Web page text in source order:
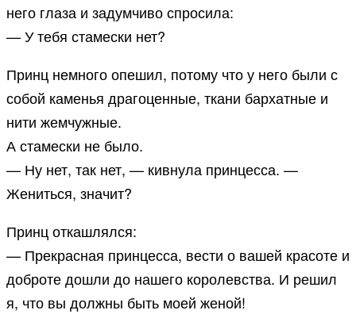
него глаза и задумчиво спросила:
— У тебя стамески нет?
Принц немного опешил, потому что у него были с
собой каменья драгоценные, ткани бархатные и
нити жемчужные.
А стамески не было.
— Ну нет, так нет, — кивнула принцесса. —
Жениться, значит?
Принц откашлялся:
— Прекрасная принцесса, вести о вашей красоте и
доброте дошли до нашего королевства. И решил
я, что вы должны быть моей женой!